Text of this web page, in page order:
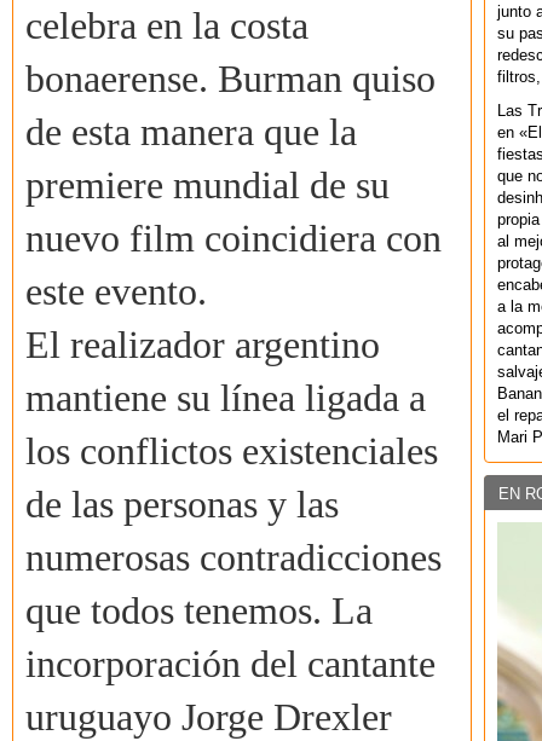
celebra en la costa
bonaerense. Burman quiso
de esta manera que la
premiere mundial de su
nuevo film coincidiera con
este evento.
El realizador argentino
mantiene su línea ligada a
los conflictos existenciales
de las personas y las
numerosas contradicciones
que todos tenemos. La
incorporación del cantante
uruguayo Jorge Drexler
junto
su
filtros,
Las
en
que
al
a la
el
Mari
EN